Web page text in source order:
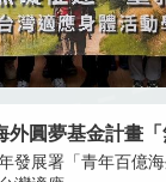
外圓夢基金計畫
發展署「青年百億